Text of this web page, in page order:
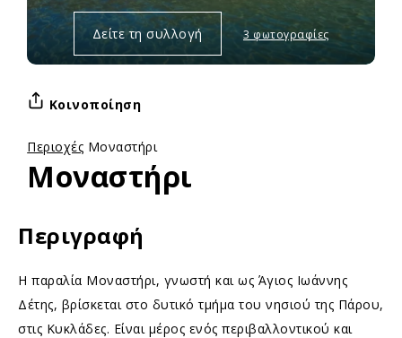
Δείτε τη συλλογή 3 φωτογραφίες
Περιοχές Μοναστήρι
Μοναστήρι
Κοινοποίηση
Περιγραφή
Η παραλία Μοναστήρι, γνωστή και ως Άγιος Ιωάννης
Δέτης, βρίσκεται στο δυτικό τμήμα του νησιού της Πάρου,
στις Κυκλάδες. Είναι μέρος ενός περιβαλλοντικού και